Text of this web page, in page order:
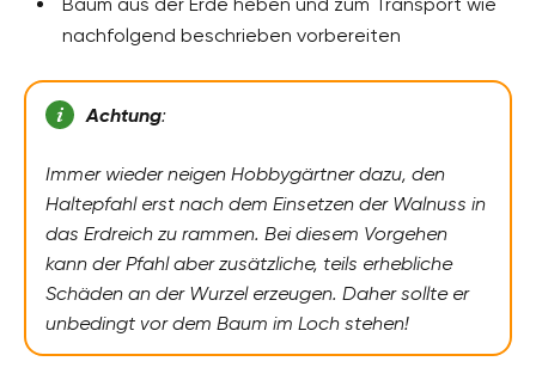
Baum aus der Erde heben und zum Transport wie
nachfolgend beschrieben vorbereiten
Achtung:
Immer wieder neigen Hobbygärtner dazu, den
Haltepfahl erst nach dem Einsetzen der Walnuss in
das Erdreich zu rammen. Bei diesem Vorgehen
kann der Pfahl aber zusätzliche, teils erhebliche
Schäden an der Wurzel erzeugen. Daher sollte er
unbedingt vor dem Baum im Loch stehen!